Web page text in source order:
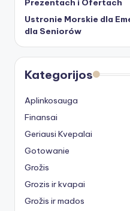
Prezentach i Ofertach
Ustronie Morskie dla
dla Seniorów
Kategorijos
Aplinkosauga
Finansai
Geriausi Kvepalai
Gotowanie
Grožis
Grozis ir kvapai
Grožis ir mados